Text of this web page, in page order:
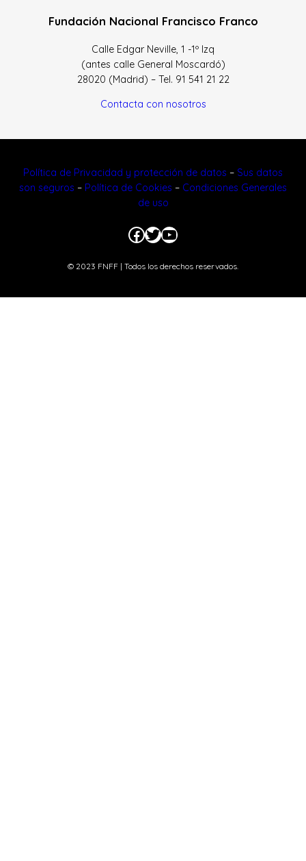
Fundación Nacional Francisco Franco
Calle Edgar Neville, 1 -1º Izq
(antes calle General Moscardó)
28020 (Madrid) – Tel. 91 541 21 22
Contacta con nosotros
Política de Privacidad y protección de datos – Sus datos
son seguros – Política de Cookies – Condiciones Generales
de uso
Facebook
Twitter
YouTube
© 2023 FNFF | Todos los derechos reservados.